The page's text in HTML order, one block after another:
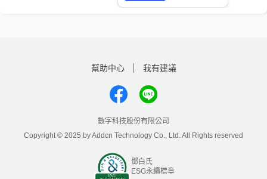
幫助中心 我有建議
數字科技股份有限公司
Copyright © 2025 by Addcn Technology Co., Ltd. All Rights reserved
鄧白氏
ESG永續標章